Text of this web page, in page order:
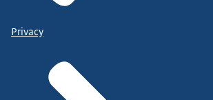
Privacy